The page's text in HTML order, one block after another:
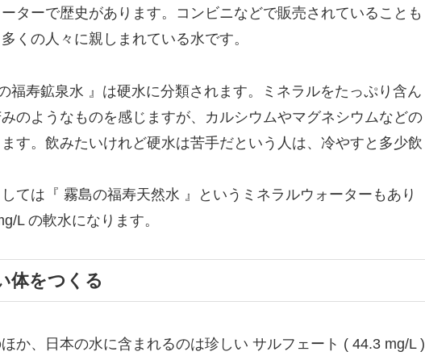
ターで歴史があります。コンビニなどで販売されていることも
くの人々に親しまれている水です。
福寿鉱泉水 』は硬水に分類されます。ミネラルをたっぷり含ん
のようなものを感じますが、カルシウムやマグネシウムなどの
す。飲みたいけれど硬水は苦手だという人は、冷やすと多少飲
ては『 霧島の福寿天然水 』というミネラルウォーターもあり
L の軟水になります。
体をつくる
か、日本の水に含まれるのは珍しい サルフェート ( 44.3 mg/L )